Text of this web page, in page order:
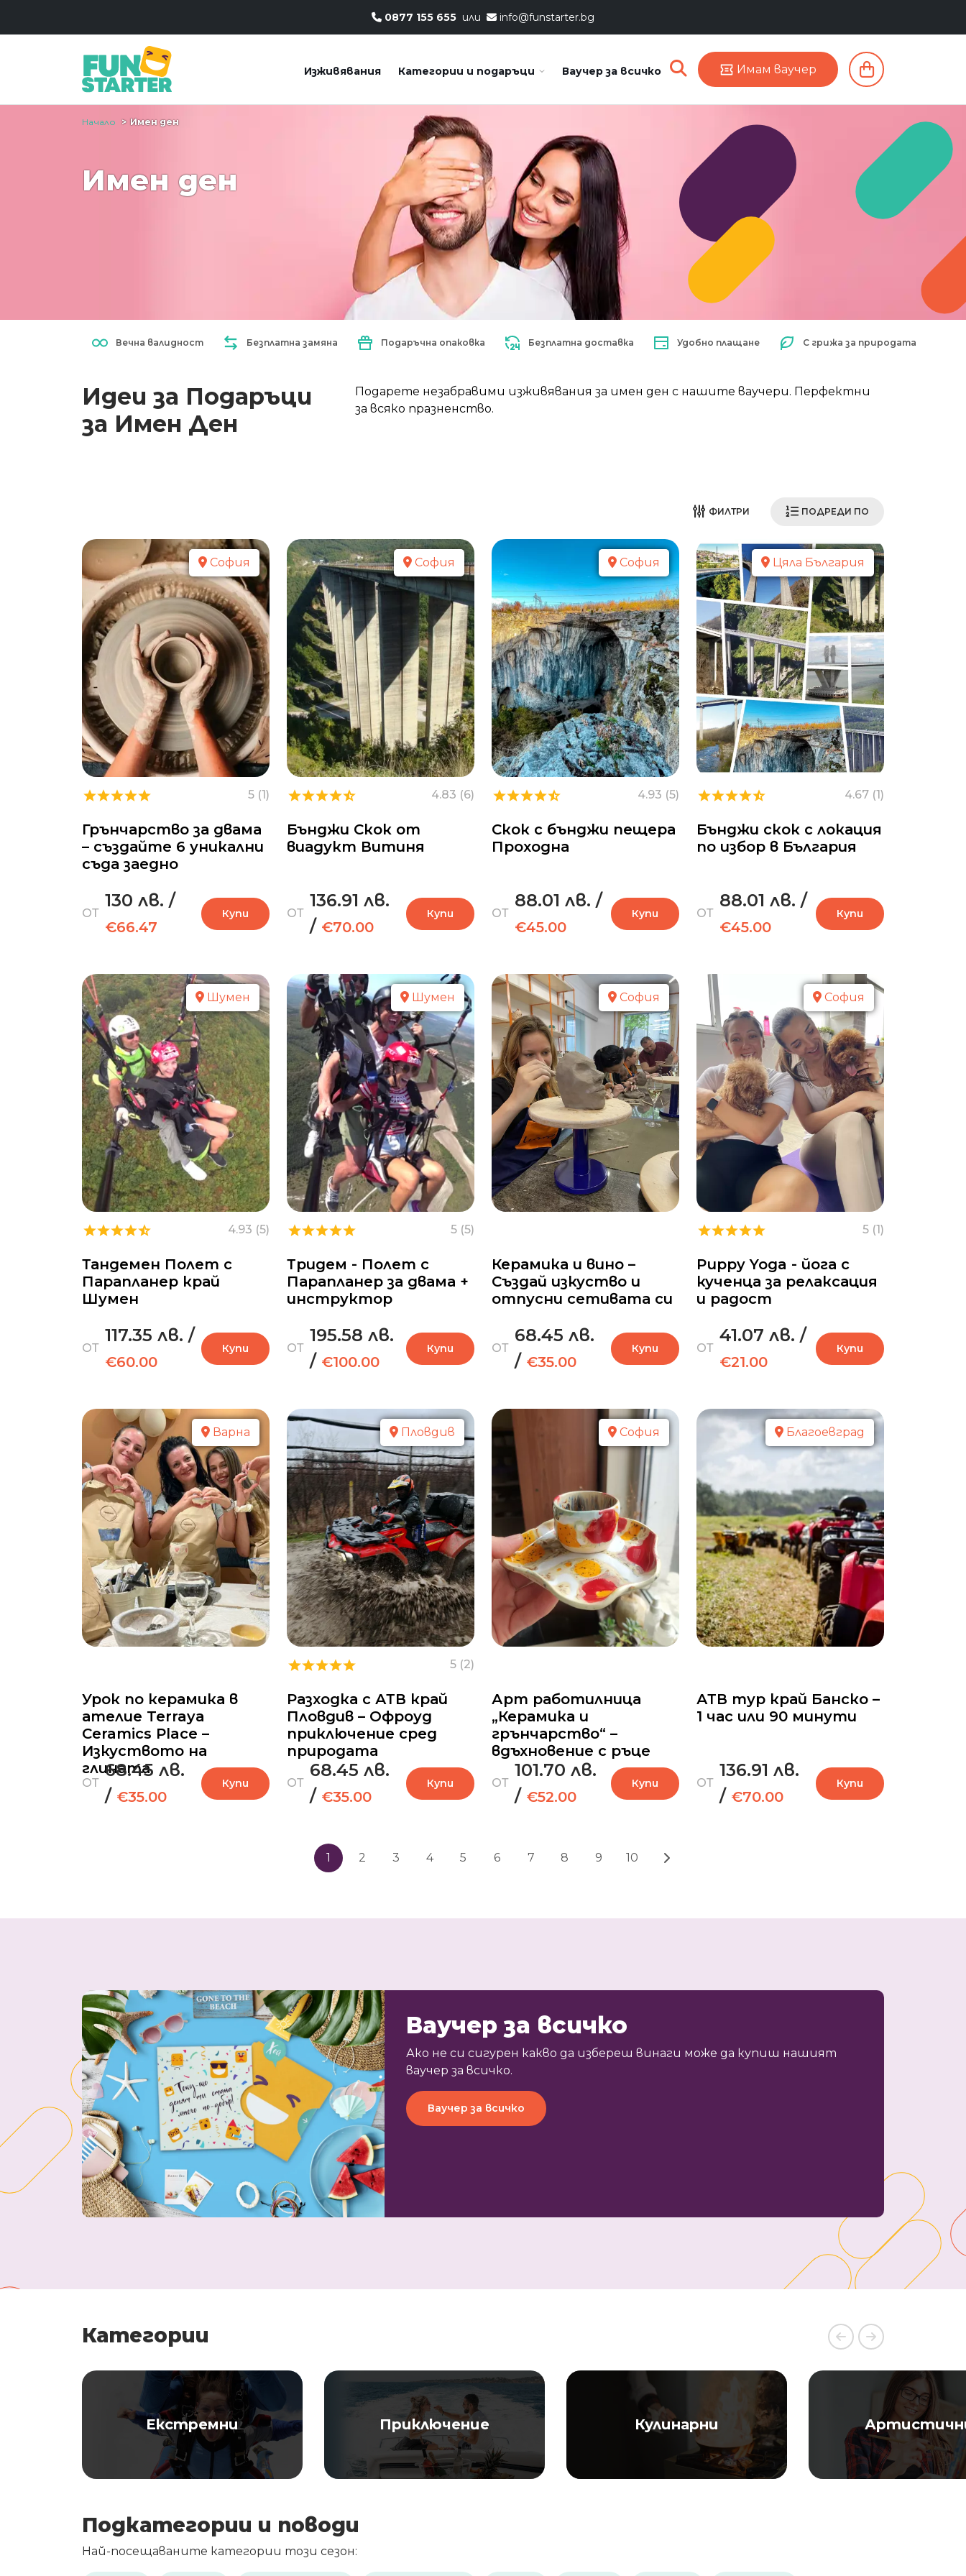
0877 155 655 или info@funstarter.bg
Изживявания Категории и подаръци Ваучер за всичко Имам ваучер
Начало Имен ден
Имен ден
Вечна валидност Безплатна замяна Подаръчна опаковка Безплатна доставка Удобно плащане С грижа за природата
Идеи за Подаръци
за Имен Ден
Подарете незабравими изживявания за имен ден с нашите ваучери. Перфектни
за всяко празненство.
ФИЛТРИ ПОДРЕДИ ПО
София
5 (1)
Грънчарство за двама
– създайте 6 уникални
съда заедно
ОТ
130 лв. /
€66.47
Купи
София
4.83 (6)
Бънджи Скок от
виадукт Витиня
ОТ
136.91 лв.
/ €70.00
Купи
София
4.93 (5)
Скок с бънджи пещера
Проходна
ОТ
88.01 лв. /
€45.00
Купи
Цяла България
4.67 (1)
Бънджи скок с локация
по избор в България
ОТ
88.01 лв. /
€45.00
Купи
Шумен
4.93 (5)
Тандемен Полет с
Парапланер край
Шумен
ОТ
117.35 лв. /
€60.00
Купи
Шумен
5 (5)
Тридем - Полет с
Парапланер за двама +
инструктор
ОТ
195.58 лв.
/ €100.00
Купи
София
Керамика и вино –
Създай изкуство и
отпусни сетивата си
ОТ
68.45 лв.
/ €35.00
Купи
София
5 (1)
Puppy Yoga - йога с
кученца за релаксация
и радост
ОТ
41.07 лв. /
€21.00
Купи
Варна
Урок по керамика в
ателие Terraya
Ceramics Place –
Изкуството на
глината
ОТ
68.45 лв.
/ €35.00
Купи
Пловдив
5 (2)
Разходка с АТВ край
Пловдив – Офроуд
приключение сред
природата
ОТ
68.45 лв.
/ €35.00
Купи
София
Арт работилница
„Керамика и
грънчарство“ –
вдъхновение с ръце
ОТ
101.70 лв.
/ €52.00
Купи
Благоевград
АТВ тур край Банско –
1 час или 90 минути
ОТ
136.91 лв.
/ €70.00
Купи
1 2 3 4 5 6 7 8 9 10
Ваучер за всичко
Ако не си сигурен какво да избереш винаги може да купиш нашият
ваучер за всичко.
Ваучер за всичко
Категории
Екстремни Приключение Кулинарни
Подкатегории и поводи
Най-посещаваните категории този сезон: